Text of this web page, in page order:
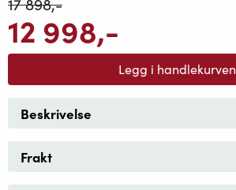
17 898,-
12 998,-
Legg i handlekurven
Beskrivelse
Frakt